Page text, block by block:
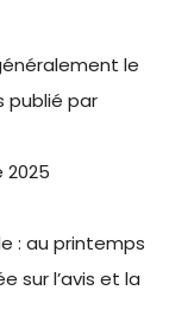
le
publié par
: au printemps
sur l’avis et la